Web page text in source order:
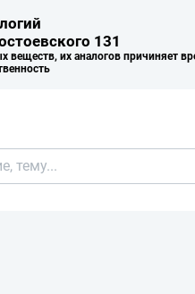
131
веществ, их аналогов причиняет